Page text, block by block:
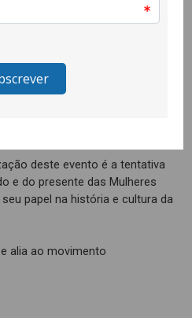
da temática da Mulher
da zona circundante da Serra
sensorial repleto de arte e
deste evento é a tentativa
e do presente das Mulheres
papel na história e cultura da
alia ao movimento